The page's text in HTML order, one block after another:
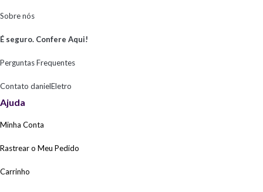
Sobre nós
É seguro. Confere Aqui!
Perguntas Frequentes
Contato danielEletro
Ajuda
Minha Conta
Rastrear o Meu Pedido
Carrinho